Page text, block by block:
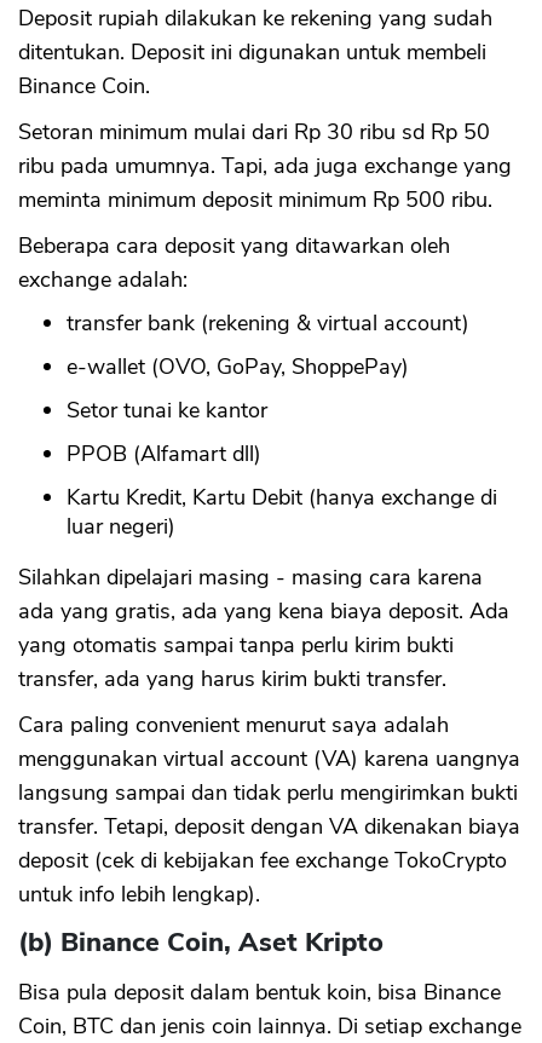
Deposit rupiah dilakukan ke rekening yang sudah
ditentukan. Deposit ini digunakan untuk membeli
Binance Coin.
Setoran minimum mulai dari Rp 30 ribu sd Rp 50
ribu pada umumnya. Tapi, ada juga exchange yang
meminta minimum deposit minimum Rp 500 ribu.
Beberapa cara deposit yang ditawarkan oleh
exchange adalah:
transfer bank (rekening & virtual account)
e-wallet (OVO, GoPay, ShoppePay)
Setor tunai ke kantor
PPOB (Alfamart dll)
Kartu Kredit, Kartu Debit (hanya exchange di
luar negeri)
Silahkan dipelajari masing - masing cara karena
ada yang gratis, ada yang kena biaya deposit. Ada
yang otomatis sampai tanpa perlu kirim bukti
transfer, ada yang harus kirim bukti transfer.
Cara paling convenient menurut saya adalah
menggunakan virtual account (VA) karena uangnya
langsung sampai dan tidak perlu mengirimkan bukti
transfer. Tetapi, deposit dengan VA dikenakan biaya
deposit (cek di kebijakan fee exchange TokoCrypto
untuk info lebih lengkap).
(b) Binance Coin, Aset Kripto
Bisa pula deposit dalam bentuk koin, bisa Binance
Coin, BTC dan jenis coin lainnya. Di setiap exchange